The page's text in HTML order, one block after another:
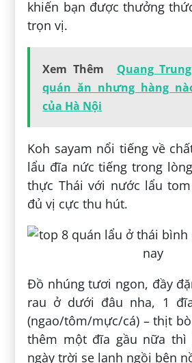
khiến bạn được thưởng
trọn vị.
Xem Thêm
Quang
quán ăn nhưng hàng
của Hà Nội
Koh sayam nổi tiếng về
lẩu đĩa nức tiếng trong
thực Thái với nước lẩu
đủ vị cực thu hút.
Đồ nhúng tươi ngon, đầy
rau ở dưới đâu nha, 1
(ngao/tôm/mực/cá) – thịt bò
thêm một đĩa gầu nữa
ngày trời se lạnh ngồi bên